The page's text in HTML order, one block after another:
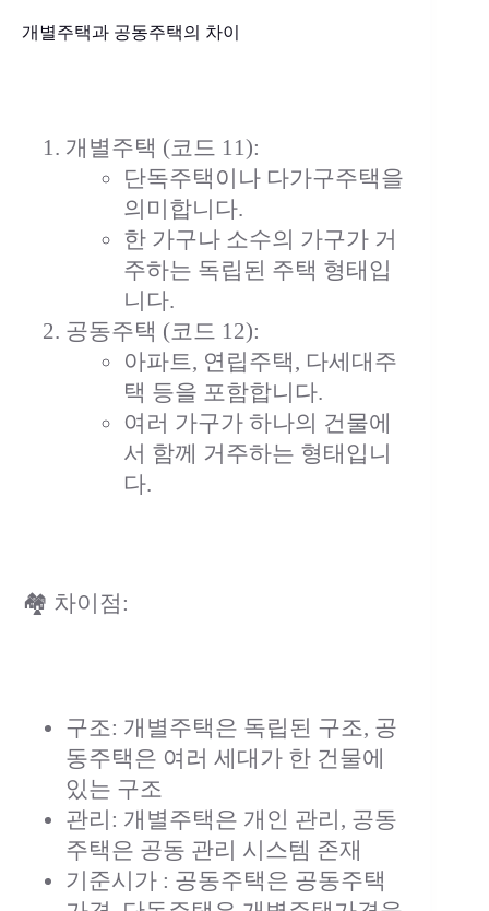
개별주택과 공동주택의 차이
개별주택 (코드 11):
단독주택이나 다가구주택을
의미합니다.
한 가구나 소수의 가구가 거
주하는 독립된 주택 형태입
니다.
공동주택 (코드 12):
아파트, 연립주택, 다세대주
택 등을 포함합니다.
여러 가구가 하나의 건물에
서 함께 거주하는 형태입니
다.
🏘️ 차이점:
구조: 개별주택은 독립된 구조, 공
동주택은 여러 세대가 한 건물에
있는 구조
관리: 개별주택은 개인 관리, 공동
주택은 공동 관리 시스템 존재
기준시가 : 공동주택은 공동주택